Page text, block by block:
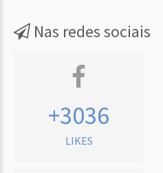
Nas redes sociais
+3036
LIKES